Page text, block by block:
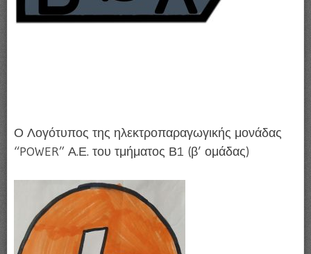
Ο Λογότυπος της ηλεκτροπαραγωγικής μονάδας
“POWER” Α.Ε. του τμήματος Β1 (β’ ομάδας)